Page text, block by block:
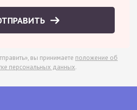
вы принимаете положение об
персональных данных.